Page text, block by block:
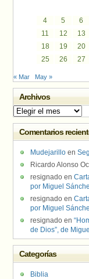
4
5 6
11
12 13
18
19 20
25
26 27
« Mar May »
Archivos
Archivos
Comentarios
Mudejarillo en
Ricardo Alonso
resignado en
por Miguel
resignado en
por Miguel
resignado en
de Dios”, de
Categorías
Biblia